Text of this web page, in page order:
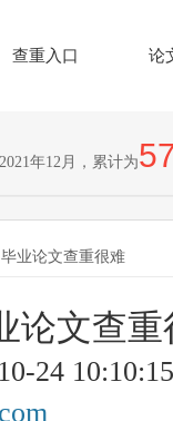
查重入口 论
年12月，累计为
业论文查重很难
论文查重
24 10:10:15